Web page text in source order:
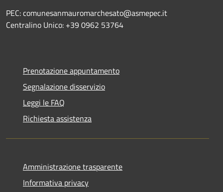
PEC: comunesanmauromarchesato@asmepec.it
Centralino Unico: +39 0962 53764
Prenotazione appuntamento
Segnalazione disservizio
Leggi le FAQ
Richiesta assistenza
Amministrazione trasparente
Informativa privacy